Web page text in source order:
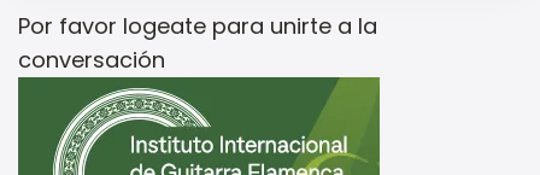
Por favor logeate para unirte a la
conversación